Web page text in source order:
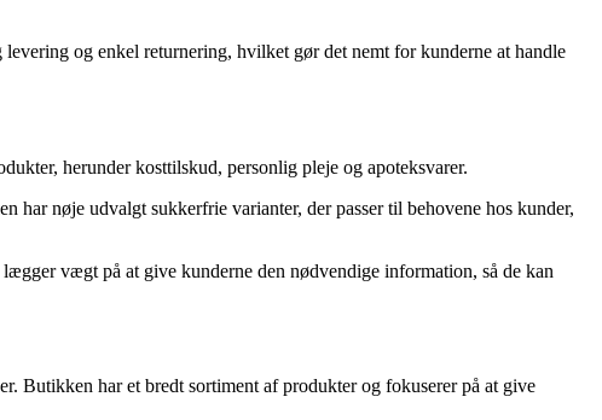
og enkel returnering, hvilket gør det nemt for kunderne at handle
herunder kosttilskud, personlig pleje og apoteksvarer.
har nøje udvalgt sukkerfrie varianter, der passer til behovene hos kunder,
vægt på at give kunderne den nødvendige information, så de kan
Butikken har et bredt sortiment af produkter og fokuserer på at give